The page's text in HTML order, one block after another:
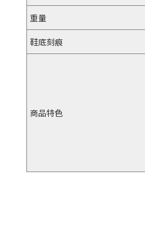
重量
鞋底刻痕
商品特色